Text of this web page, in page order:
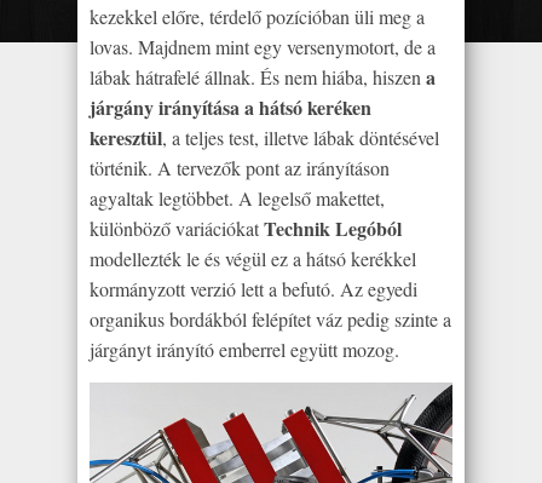
kezekkel előre, térdelő pozícióban üli meg a
lovas. Majdnem mint egy versenymotort, de a
lábak hátrafelé állnak. És nem hiába, hiszen a
járgány irányítása a hátsó keréken
keresztül, a teljes test, illetve lábak döntésével
történik. A tervezők pont az irányításon
agyaltak legtöbbet. A legelső makettet,
különböző variációkatTechnik Legóból
modellezték le és végül ez a hátsó kerékkel
kormányzott verzió lett a befutó. Az egyedi
organikus bordákból felépítet váz pedig szinte a
járgányt irányító emberrel együtt mozog.